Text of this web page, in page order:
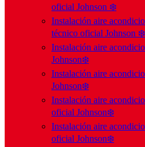
oficial Johnson ❄️
Instalación aire
técnico oficial Johnson ❄️
Instalación aire
Johnson❄️
Instalación aire
Johnson❄️
Instalación aire
oficial Johnson❄️
Instalación aire
oficial Johnson❄️